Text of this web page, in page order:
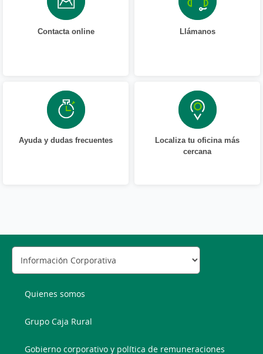
Contacta online Llámanos
Ayuda y dudas frecuentes
Localiza tu oficina más
cercana
Quienes somos
Grupo Caja Rural
Gobierno corporativo y política de remuneraciones